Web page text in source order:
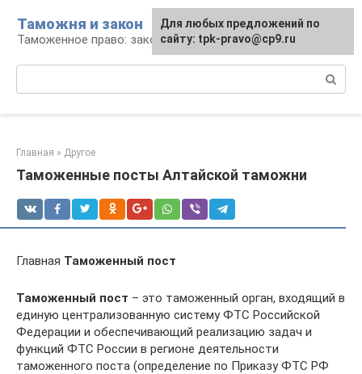
контенту
Таможня и закон
Таможенное право: законы и их применение
Главная » Другое
Таможенные посты Алтайской таможни
Главная Таможенный пост
Таможенный пост – это таможенный орган, входящий в
единую централизованную систему ФТС Российской
Федерации и обеспечивающий реализацию задач и
функций ФТС России в регионе деятельности
таможенного поста (определение по Приказу ФТС РФ
Для любых предложений по
сайту: tpk-pravo@cp9.ru